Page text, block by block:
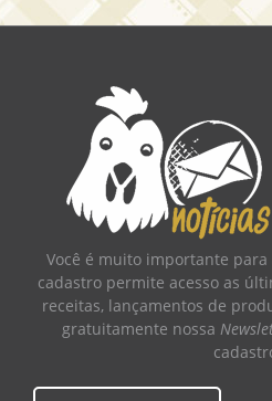
Você é muito importante
cadastro permite acesso as
receitas, lançamentos de
gratuitamente nossa